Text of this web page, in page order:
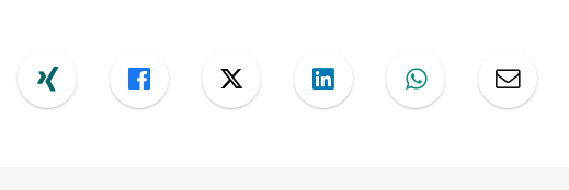
Xing FacebookTwitter LinkedInWhatsApp
Mail